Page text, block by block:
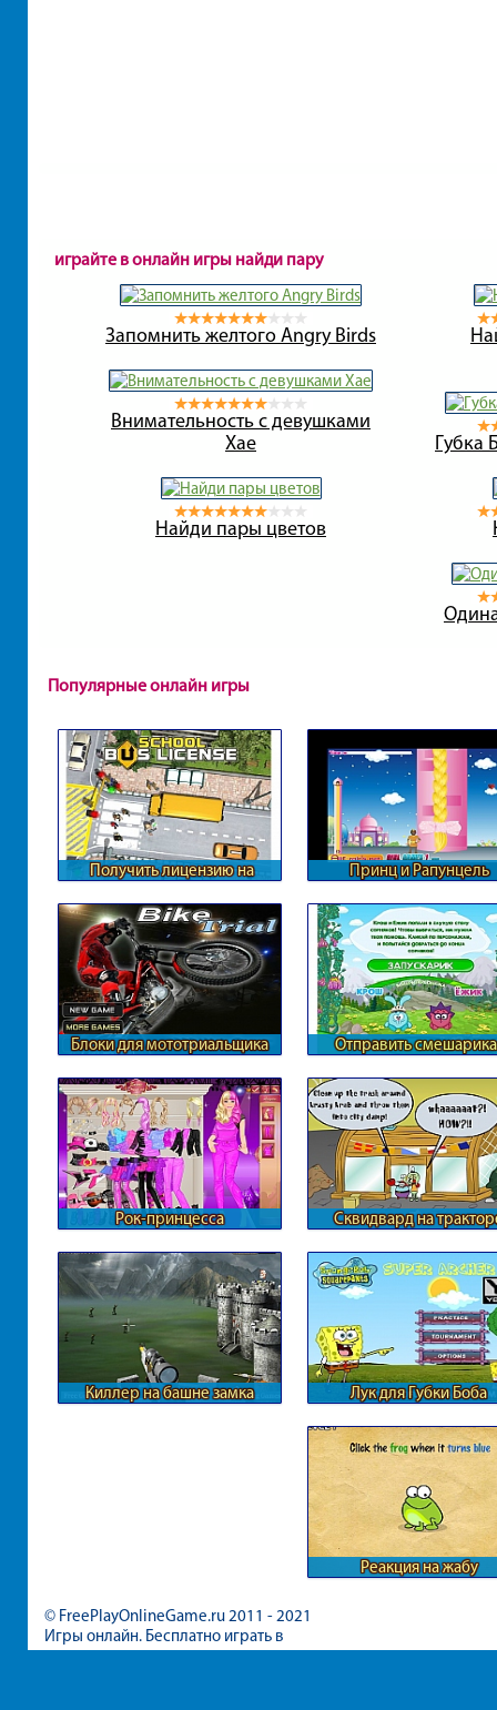
играйте в онлайн игры найди пару
Запомнить желтого Angry Birds
Внимательность с девушками
Хае
Губка
Найди пары цветов
Популярные онлайн игры
Получить лицензию на
Принц и Рапунцель
Блоки для мототриальщика
Отправить
Рок-принцесса Сквидвард на
Киллер на башне замка Лук для Губки Боба
Реакция на жабу
© FreePlayOnlineGame.ru 2011 - 2021
Игры онлайн. Бесплатно играть в
игры для девочек и мальчиков